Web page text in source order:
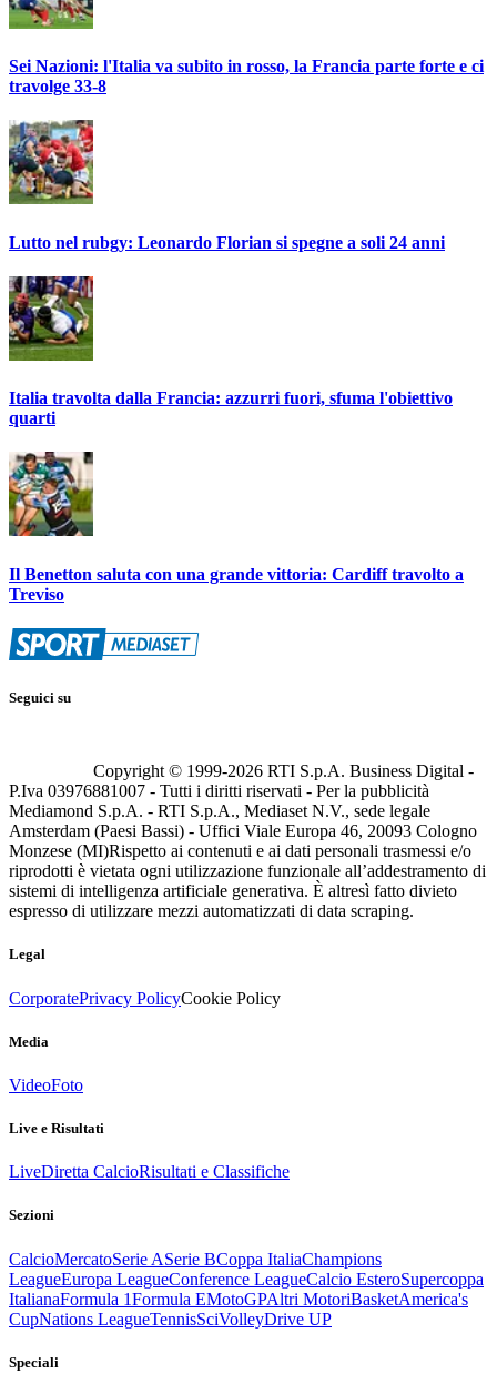
Sei Nazioni: l'Italia va subito in rosso, la Francia parte forte e ci
travolge 33-8
Lutto nel rubgy: Leonardo Florian si spegne a soli 24 anni
Italia travolta dalla Francia: azzurri fuori, sfuma l'obiettivo
quarti
Il Benetton saluta con una grande vittoria: Cardiff travolto a
Treviso
Seguici su
Copyright © 1999-2026 RTI S.p.A. Business Digital -
P.Iva 03976881007 - Tutti i diritti riservati - Per la pubblicità
Mediamond S.p.A. - RTI S.p.A., Mediaset N.V., sede legale
Amsterdam (Paesi Bassi) - Uffici Viale Europa 46, 20093 Cologno
Monzese (MI)Rispetto ai contenuti e ai dati personali trasmessi e/o
riprodotti è vietata ogni utilizzazione funzionale all’addestramento di
sistemi di intelligenza artificiale generativa. È altresì fatto divieto
espresso di utilizzare mezzi automatizzati di data scraping.
Legal
CorporatePrivacy PolicyCookie Policy
Media
VideoFoto
Live e Risultati
LiveDiretta CalcioRisultati e Classifiche
Sezioni
CalcioMercatoSerie ASerie BCoppa ItaliaChampions
LeagueEuropa LeagueConference LeagueCalcio EsteroSupercoppa
ItalianaFormula 1Formula EMotoGPAltri MotoriBasketAmerica's
CupNations LeagueTennisSciVolleyDrive UP
Speciali